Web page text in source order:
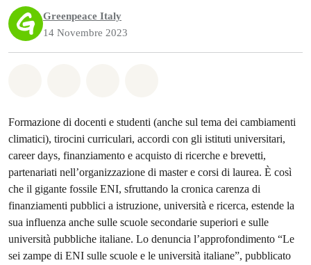
Greenpeace Italy
14 Novembre 2023
Formazione di docenti e studenti (anche sul tema dei cambiamenti
climatici), tirocini curriculari, accordi con gli istituti universitari,
career days, finanziamento e acquisto di ricerche e brevetti,
partenariati nell’organizzazione di master e corsi di laurea. È così
che il gigante fossile ENI, sfruttando la cronica carenza di
finanziamenti pubblici a istruzione, università e ricerca, estende la
sua influenza anche sulle scuole secondarie superiori e sulle
università pubbliche italiane. Lo denuncia l’approfondimento “Le
sei zampe di ENI sulle scuole e le università italiane”, pubblicato